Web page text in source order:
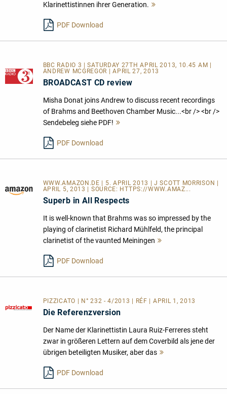
Klarinettistinnen ihrer Generation.
PDF Download
BBC RADIO 3 | SATURDAY 27TH APRIL 2013, 10.45 AM |
ANDREW MCGREGOR | APRIL 27, 2013
BROADCAST CD review
Misha Donat joins Andrew to discuss recent recordings
of Brahms and Beethoven Chamber Music...<br /> <br />
Sendebeleg siehe PDF!
PDF Download
WWW.AMAZON.DE | 5. APRIL 2013 | J SCOTT MORRISON |
APRIL 5, 2013 | SOURCE: HTTPS://WWW.AMAZ...
Superb in All Respects
It is well-known that Brahms was so impressed by the
playing of clarinetist Richard Mühlfeld, the principal
clarinetist of the vaunted Meiningen
PDF Download
PIZZICATO | N° 232 - 4/2013 | RÉF | APRIL 1, 2013
Die Referenzversion
Der Name der Klarinettistin Laura Ruiz-Ferreres steht
zwar in größeren Lettern auf dem Coverbild als jene der
übrigen beteiligten Musiker, aber das
PDF Download